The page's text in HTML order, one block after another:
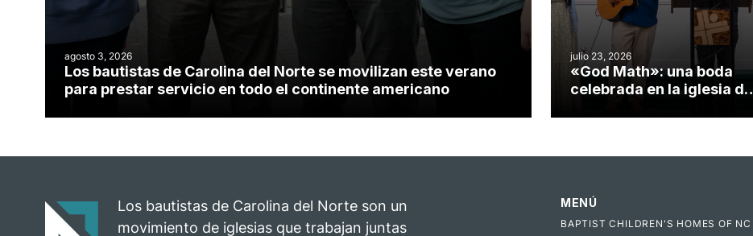
agosto 3, 2026
Los bautistas de Carolina del Norte se movilizan este verano
para prestar servicio en todo el continente americano
julio 23, 2026
«God Math»: una boda
celebrada en la iglesia de
Los bautistas de Carolina del Norte son un
movimiento de iglesias que trabajan juntas
MENÚ
BAPTIST CHILDREN'S HOMES OF NC